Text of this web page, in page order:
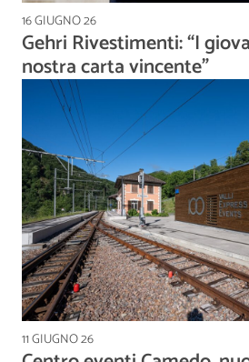
16 GIUGNO 26
Gehri Rivestimenti: “I
nostra carta vincente”
11 GIUGNO 26